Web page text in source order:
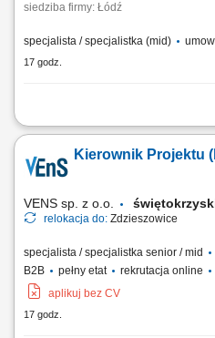
siedziba firmy: Łódź
specjalista / specjalistka (mid)
17 godz.
Prowadzenie kursu / szkolenia z
działania: cała Polska;
Kierownik Projektu
VENS sp. z o.o.
relokacja do: Zdzieszowice
specjalista / specjalistka senior / mid
B2B
pełny etat rekrutacja online
aplikuj bez CV
17 godz.